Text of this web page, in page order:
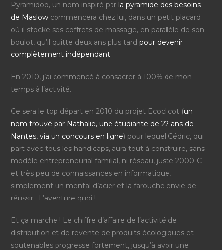
Pyramidoo, un nom inspiré par la pyramide des besoins
de Maslow commencera chez lui, dans un petit placard
où il stocke ses coffrets de massage, en parallèle de son
boulot, qu’il quitte deux ans plus tardpour devenir
complètement indépendant.
En 2010, j’ai commencé à consacrer à 100% de mon
temps à l’activité.
Ce sera le top départ en 2010 du projet Ecoclicot (un
nom trouvé par Nathalie, une étudiante de 22 ans de
Nantes, via un concours en ligne) pour lequel Cédric, qui
part avec tous les handicaps, aura tout à construire, sans
modèle entrepreneurial familial, ni réseau, juste 2000 €
et très peu de connaissances en informatique,
simplement un mental d’acier et la farouche envie de
réussir. L’aventure quoi !
Et ça marche ! Le chiffre d’affaire de l’activité de
distribution et de revente de produits écologiques et
soutenables progresse fortement, jusqu’à avoir une